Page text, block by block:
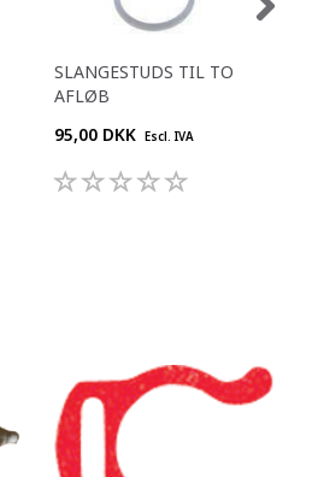
SLANGESTUDS TIL TO
AFLØB
95,00 DKK Escl. IVA